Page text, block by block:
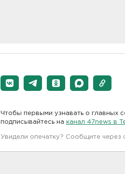
Чтобы первыми узнавать о главных
подписывайтесь на канал 47news в
Увидели опечатку? Сообщите через